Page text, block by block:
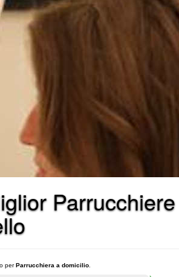
Parrucchiere
perParrucchiera a domicilio